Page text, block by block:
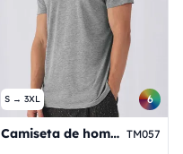
S → 3XL 6
Camiseta de hombre con cuello en V y tejido triblend TM057